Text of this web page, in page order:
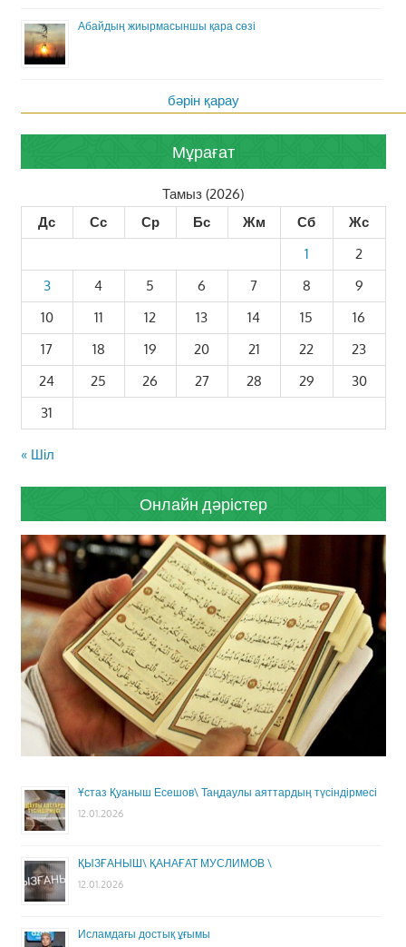
Абайдың жиырмасыншы қара сөзі
бәрін қарау
Мұрағат
Тамыз (2026)
Дс
Сс Ср Бс Жм Сб
Жс
1
2
3
4 5 6 7 8
9
10
11 12 13 14 15
16
17
18 19 20 21 22
23
24
25 26 27 28 29
30
31
« Шіл
Онлайн дәрістер
Ұстаз Қуаныш Есешов\ Таңдаулы аяттардың түсіндірмесі
12.01.2026
ҚЫЗҒАНЫШ\ ҚАНАҒАТ МУСЛИМОВ \
12.01.2026
Исламдағы достық ұғымы